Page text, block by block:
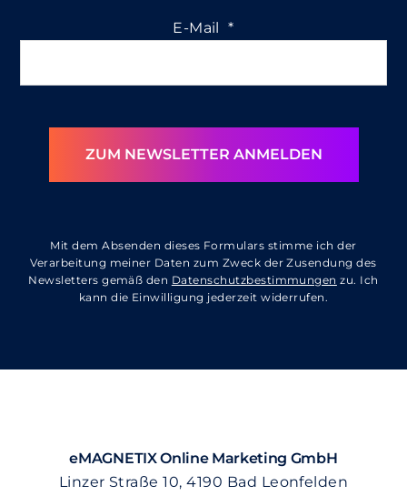
E-Mail *
ZUM NEWSLETTER ANMELDEN
Mit dem Absenden dieses Formulars stimme ich der
Verarbeitung meiner Daten zum Zweck der Zusendung des
Newsletters gemäß den Datenschutzbestimmungen zu. Ich
kann die Einwilligung jederzeit widerrufen.
eMAGNETIX Online Marketing GmbH
Linzer Straße 10, 4190 Bad Leonfelden